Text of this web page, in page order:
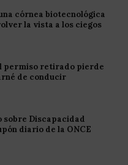
córnea biotecnológica
la vista a los ciegos
permiso retirado pierde
de conducir
sobre Discapacidad
diario de la ONCE